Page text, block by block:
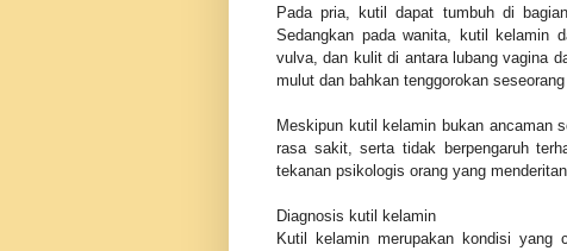
Pada pria, kutil dapat tumbuh di
Sedangkan pada wanita, kutil kelamin
vulva, dan kulit di antara lubang vagina
mulut dan bahkan tenggorokan
Meskipun kutil kelamin bukan ancaman
rasa sakit, serta tidak berpengaruh
tekanan psikologis orang yang
Diagnosis kutil kelamin
Kutil kelamin merupakan kondisi yang